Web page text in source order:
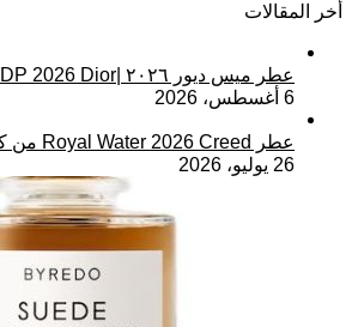
أخر المقالات
عطر ميس ديور ٢٠٢٦ |Miss Dior EDP 2026 Dior
6 أغسطس، 2026
عطر Royal Water 2026 Creed من كريد
26 يوليو، 2026